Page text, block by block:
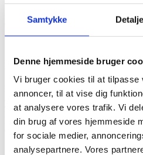
Samtykke
Denne hjemmeside bruger
Vi bruger cookies til at tilpasse
annoncer, til at vise dig
at analysere vores trafik. Vi
din brug af vores hjemmeside
for sociale medier,
analysepartnere. Vores
KORPHUS
4930 Maribo
Tlf:+45 23115758
Mail: info@korphus.dk
CVR 35376933
@2026 korphus